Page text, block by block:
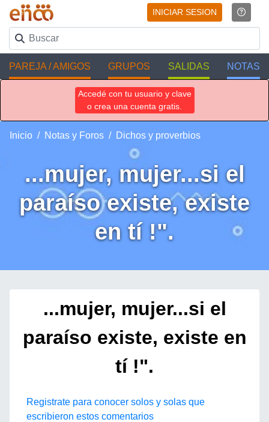
INICIAR SESION
PAREJA / AMIGOS GRUPOS SALIDAS NOTAS
Accedé con tu usuario y clave
o crea una cuenta gratis.
Inicio Notas y Foros Dichos y proverbios
...mujer, mujer...si el
paraíso existe, existe
en tí !".
...mujer, mujer...si el
paraíso existe, existe en
tí !".
Registrate para conocer solos y solas que
escribieron estos comentarios